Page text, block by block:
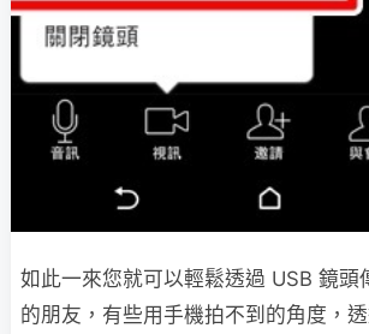
如此一來您就可以輕鬆透過 USB 鏡頭
的朋友，有些用手機拍不到的角度，